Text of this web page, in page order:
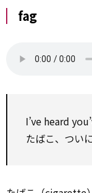
fag
I’ve heard
たばこ、つい